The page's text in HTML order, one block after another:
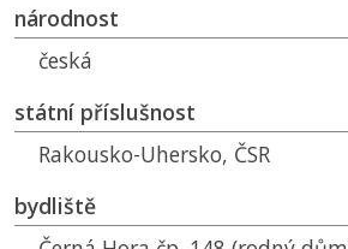
národnost
česká
státní příslušnost
Rakousko-Uhersko, ČSR
bydliště